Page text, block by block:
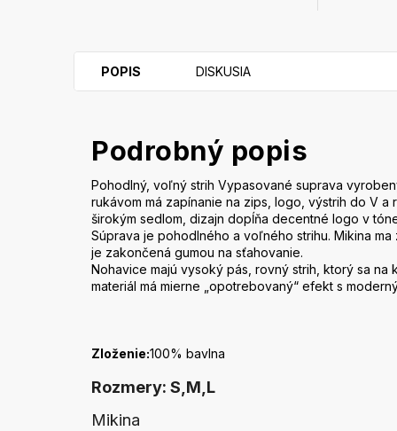
POPIS DISKUSIA
Podrobný popis
Pohodlný, voľný strih Vypasované suprava
rukávom má zapínanie na zips, logo, výstrih do V
širokým sedlom, dizajn dopĺňa decentné logo v
Súprava je pohodlného a voľného strihu. Mikina
je zakončená gumou na sťahovanie.
Nohavice majú vysoký pás, rovný strih, ktorý sa
materiál má mierne „opotrebovaný“ efekt s
Zloženie:100% bavlna
Rozmery: S,M,L
Mikina